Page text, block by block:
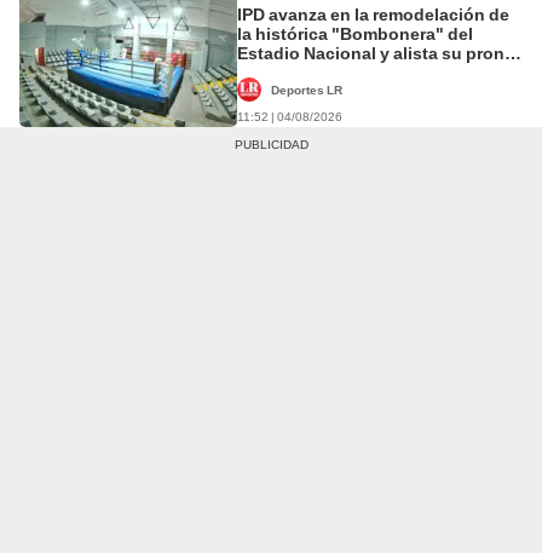
IPD avanza en la remodelación de
la histórica "Bombonera" del
Estadio Nacional y alista su pronta
Deportes LR
11:52 | 04/08/2026